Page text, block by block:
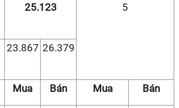
25.123 5
23.867 26.379
Mua Bán Mua Bán